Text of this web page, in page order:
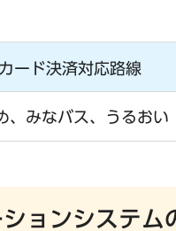
ード決済対応路線
、みなバス、うるおい
ョンシステム